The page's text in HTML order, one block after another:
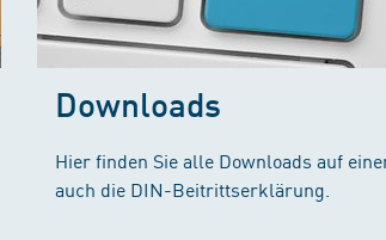
Downloads
Hier finden Sie alle Downloads auf
auch die DIN-Beitrittserklärung.